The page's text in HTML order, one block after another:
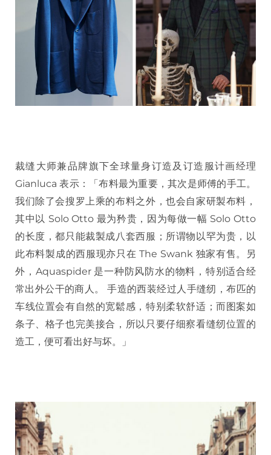
裁缝大师兼品牌旗下全球量身订造及订造服计画经理
Gianluca 表示：「布料最为重要，其次是师傅的手工。
我们除了会搜罗上乘的布料之外，也会自家研製布料，
其中以 Solo Otto 最为矜贵，因为每做一幅 Solo Otto
的长度，都只能裁製成八套西服；所谓物以罕为贵，以
此布料製成的西服现亦只在 The Swank 独家有售。另
外，Aquaspider 是一种防风防水的物料，特别适合经
常出外公干的商人。 手造的西装经过人手缝纫，布匹的
车线位置会有自然的宽鬆感，特别柔软舒适；而图案如
条子、格子也完美接合，所以只要仔细察看缝纫位置的
造工，便可看出好与坏。」